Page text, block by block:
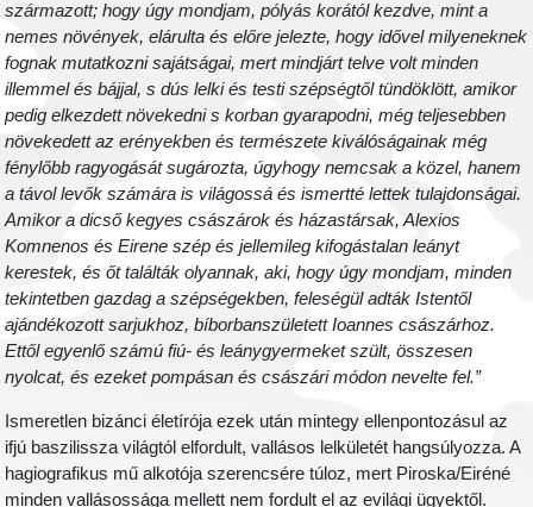
származott; hogy úgy mondjam, pólyás korától kezdve, mint a
nemes növények, elárulta és előre jelezte, hogy idővel milyeneknek
fognak mutatkozni sajátságai, mert mindjárt telve volt minden
illemmel és bájjal, s dús lelki és testi szépségtől tündöklött, amikor
pedig elkezdett növekedni s korban gyarapodni, még teljesebben
növekedett az erényekben és természete kiválóságainak még
fénylőbb ragyogását sugározta, úgyhogy nemcsak a közel, hanem
a távol levők számára is világossá és ismertté lettek tulajdonságai.
Amikor a dicső kegyes császárok és házastársak, Alexios
Komnenos és Eirene szép és jellemileg kifogástalan leányt
kerestek, és őt találták olyannak, aki, hogy úgy mondjam, minden
tekintetben gazdag a szépségekben, feleségül adták Istentől
ajándékozott sarjukhoz, bíborbanszületett Ioannes császárhoz.
Ettől egyenlő számú fiú- és leánygyermeket szült, összesen
nyolcat, és ezeket pompásan és császári módon nevelte fel.”
Ismeretlen bizánci életírója ezek után mintegy ellenpontozásul az
ifjú baszilissza világtól elfordult, vallásos lelkületét hangsúlyozza. A
hagiografikus mű alkotója szerencsére túloz, mert Piroska/Eiréné
minden vallásossága mellett nem fordult el az evilági ügyektől.